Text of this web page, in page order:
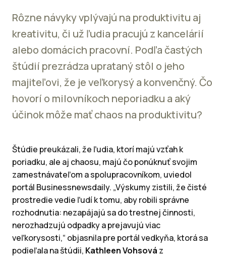
Rôzne návyky vplývajú na produktivitu aj
kreativitu, či už ľudia pracujú z kancelárií
alebo domácich pracovní. Podľa častých
štúdií prezrádza uprataný stôl o jeho
majiteľovi, že je veľkorysý a konvenčný. Čo
hovorí o milovníkoch neporiadku a aký
účinok môže mať chaos na produktivitu?
Štúdie preukázali, že ľudia, ktorí majú vzťah k
poriadku, ale aj chaosu, majú čo ponúknuť svojim
zamestnávateľom a spolupracovníkom, uviedol
portál Businessnewsdaily. „Výskumy zistili, že čisté
prostredie vedie ľudí k tomu, aby robili správne
rozhodnutia: nezapájajú sa do trestnej činnosti,
nerozhadzujú odpadky a prejavujú viac
veľkorysosti,“ objasnila pre portál vedkyňa, ktorá sa
podieľala na štúdii, Kathleen Vohsová z